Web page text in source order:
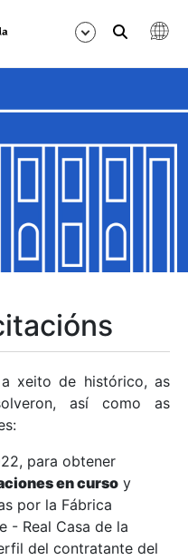
xeito de histórico, as
así como as
para obtener
en curso y
por la Fábrica
- Real Casa de la
del contratante del